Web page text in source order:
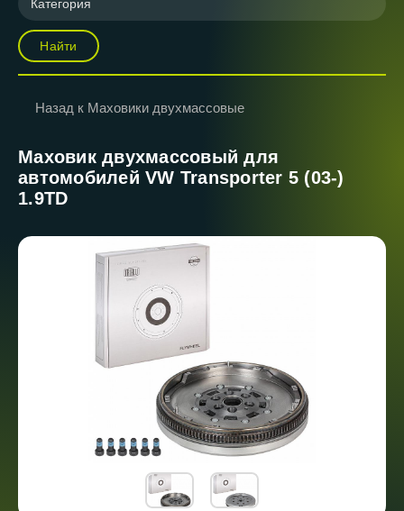
Категория
Найти
Назад к Маховики двухмассовые
Маховик двухмассовый для
автомобилей VW Transporter 5 (03-)
1.9TD